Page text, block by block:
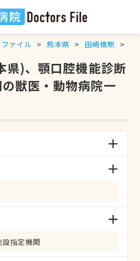
ァイル 熊本県 田崎橋駅
県)、顎口腔機能診断
獣医・動物病院一
指定機関